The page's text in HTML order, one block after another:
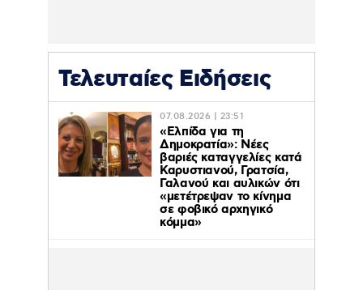
Τελευταίες Ειδήσεις
07.08.2026 | 23:51
«Ελπίδα για τη
Δημοκρατία»: Νέες
βαριές καταγγελίες κατά
Καρυστιανού, Γρατσία,
Γαλανού και αυλικών ότι
«μετέτρεψαν το κίνημα
σε φοβικό αρχηγικό
κόμμα»